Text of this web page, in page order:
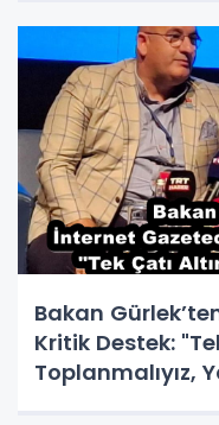
Bakan
Kritik Destek:
Toplanmalıyız,